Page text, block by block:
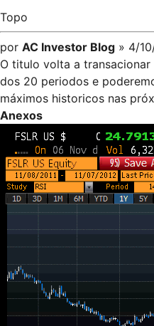
Topo
por AC Investor Blog » 4/
O titulo volta a
dos 20 periodos e
máximos historicos nas
Anexos